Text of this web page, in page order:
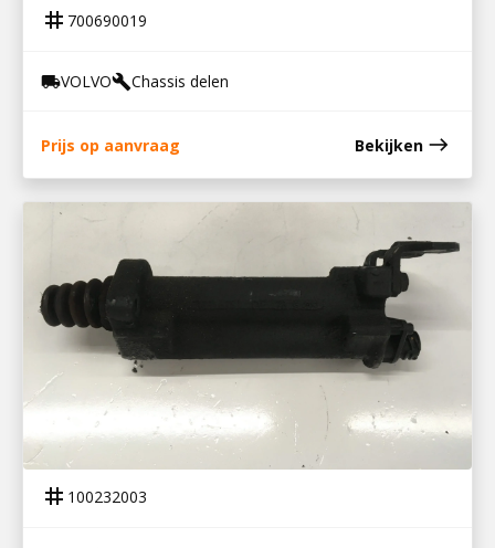
tag 700690019
local_shippingVOLVObuildChassis delen
Prijs op aanvraag Bekijken east
100232003
KOPPELINGSBEKRACHTIGER LF55
tag 100232003